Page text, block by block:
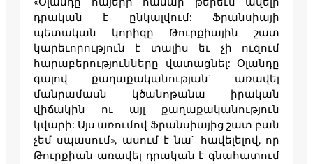
դրական է ընկալվում: Ֆրանսիայի
պետական կորիզը Թուրքիային շատ
կարեւորություն է տալիս եւ չի ուզում
հարաբերությունները վատացնել: Օլանդը
գալով քաղաքականության` առավել
մանրամասն կծանոթանա իրական
վիճակին ու այլ քաղաքականություն
կվարի: Այս առումով Ֆրանսիայից շատ բան
չեմ սպասում», ասում է նա` հավելելով, որ
Թուրքիան առավել դրական է գնահատում